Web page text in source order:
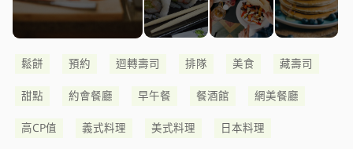
鬆餅 預約 迴轉壽司 排隊 美食 藏壽司
甜點 約會餐廳 早午餐 餐酒館 網美餐廳
高CP值 義式料理 美式料理 日本料理